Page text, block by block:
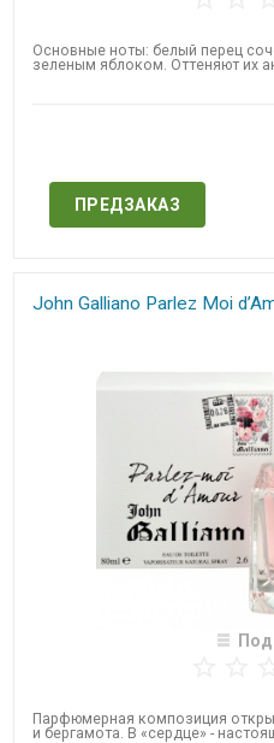
Основные ноты: белый перец
зеленым яблоком. Оттеняют их
ПРЕДЗАКАЗ
John Galliano Parlez Moi
Под
Парфюмерная композиция
и бергамота. В «сердце» -